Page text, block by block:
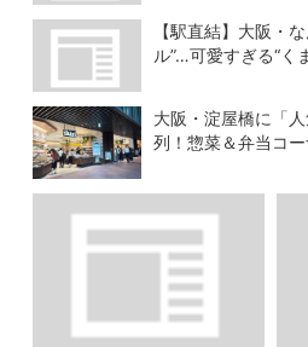
【駅直結】大阪・
ル”…可愛すぎる“く
大阪・淀屋橋に「
列！惣菜＆弁当コ